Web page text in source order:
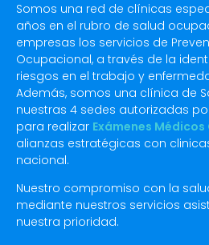
Somos una red de clínicas
años en el rubro de salud
empresas los servicios de
Ocupacional, a través de la
riesgos en el trabajo y
Además, somos una clínica de
nuestras 4 sedes autorizadas
para realizar Exámenes
alianzas estratégicas con
nacional.
Nuestro compromiso con la
mediante nuestros servicios
nuestra prioridad.